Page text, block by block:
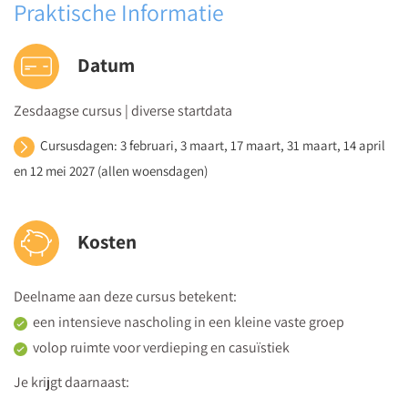
Communicatie in een groep
Margreet Pols
Als bouwcoördinator communiceer je niet alleen in 1-op-1-
situaties. Regelmatig spreek je bijvoorbeeld met je team of met
een groep ouders. Daar heb je andere kennis en vaardigheden
voor nodig dan voor 1-op-1-gesprekken. Tijdens deze dag leer
voorbereiden en voorzitten
Presentatievaardigheden
De basis in teamcoaching
Hoe ga je om met lastige situaties zoals de ‘onderstroom’
of reageren op weerstand?
Dag 5
Praktische Informatie
Datum
Zesdaagse cursus | diverse startdata
Cursusdagen: 3 februari, 3 maart, 17 maart, 31 maart, 14 april
en 12 mei 2027 (allen woensdagen)
Kosten
Deelname aan deze cursus betekent:
een intensieve nascholing in een kleine vaste groep
volop ruimte voor verdieping en casuïstiek
Je krijgt daarnaast: